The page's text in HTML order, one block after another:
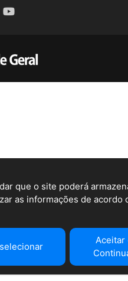
que o site poderá
as informações de acordo
selecionar
Aceitar